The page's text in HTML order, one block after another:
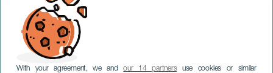
With your agreement, we andour 14 partnersuse cookies or similar